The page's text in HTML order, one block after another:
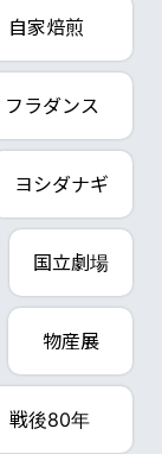
自家焙煎
フラダンス
ヨシダナギ
国立劇場
物産展
戦後80年